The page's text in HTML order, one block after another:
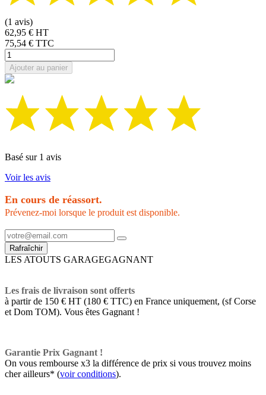
(1 avis)
62,95 € HT
75,54 € TTC
Ajouter au panier
Basé sur 1 avis
Voir les avis
En cours de réassort.
Prévenez-moi lorsque le produit est disponible.
LES ATOUTS GARAGEGAGNANT
Les frais de livraison sont offerts
à partir de 150 € HT (180 € TTC) en France uniquement, (sf Corse
et Dom TOM). Vous êtes Gagnant !
Garantie Prix Gagnant !
On vous rembourse x3 la différence de prix si vous trouvez moins
cher ailleurs* (voir conditions).